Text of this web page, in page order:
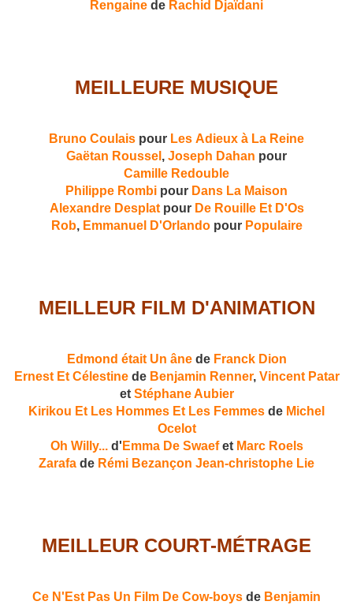
Rengaine de Rachid Djaïdani
MEILLEURE MUSIQUE
Bruno Coulais pour Les Adieux à La Reine
Gaëtan Roussel , Joseph Dahan pour
Camille Redouble
Philippe Rombi pour Dans La Maison
Alexandre Desplatpour De Rouille Et D'Os
Rob, Emmanuel D'Orlandopour Populaire
MEILLEUR FILM D'ANIMATION
Edmond était Un ânede Franck Dion
Ernest Et Célestinede Benjamin Renner, Vincent Patar
et Stéphane Aubier
Kirikou Et Les Hommes Et Les Femmes de Michel
Ocelot
Oh Willy...d' Emma De Swaefet Marc Roels
Zarafa de Rémi Bezançon Jean-christophe Lie
MEILLEUR COURT-MÉTRAGE
Ce N'Est Pas Un Film De Cow-boys de Benjamin